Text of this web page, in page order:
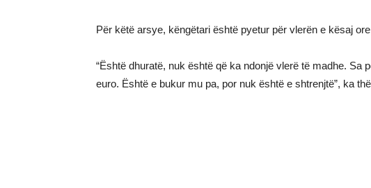
Për këtë arsye, këngëtari është pyetur për vlerën e kësaj
“Është dhuratë, nuk është që ka ndonjë vlerë të madhe. Sa
euro. Është e bukur mu pa, por nuk është e shtrenjtë”, ka